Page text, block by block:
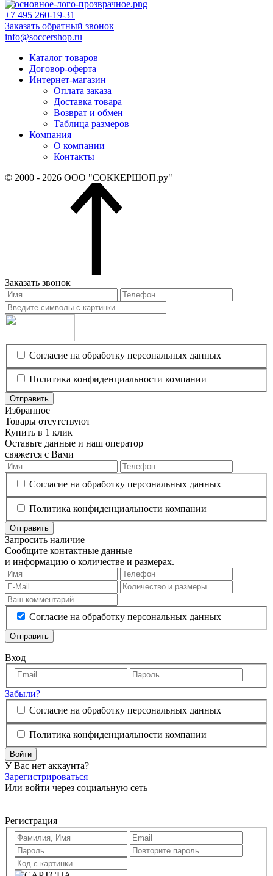
+7 495 260-19-31
Заказать обратный звонок
info@soccershop.ru
Каталог товаров
Договор-оферта
Интернет-магазин
Оплата заказа
Доставка товара
Возврат и обмен
Таблица размеров
Компания
О компании
Контакты
© 2000 - 2026 ООО "СОККЕРШОП.ру"
Заказать звонок
Согласие на обработку персональных данных
Политика конфиденциальности компании
Отправить
Избранное
Товары отсутствуют
Купить в 1 клик
Оставьте данные и наш оператор
свяжется с Вами
Согласие на обработку персональных данных
Политика конфиденциальности компании
Отправить
Запросить наличие
Сообщите контактные данные
и информацию о количестве и размерах.
Согласие на обработку персональных данных
Отправить
Вход
Забыли?
Согласие на обработку персональных данных
Политика конфиденциальности компании
Войти
У Вас нет аккаунта?
Зарегистрироваться
Или войти через социальную сеть
Регистрация